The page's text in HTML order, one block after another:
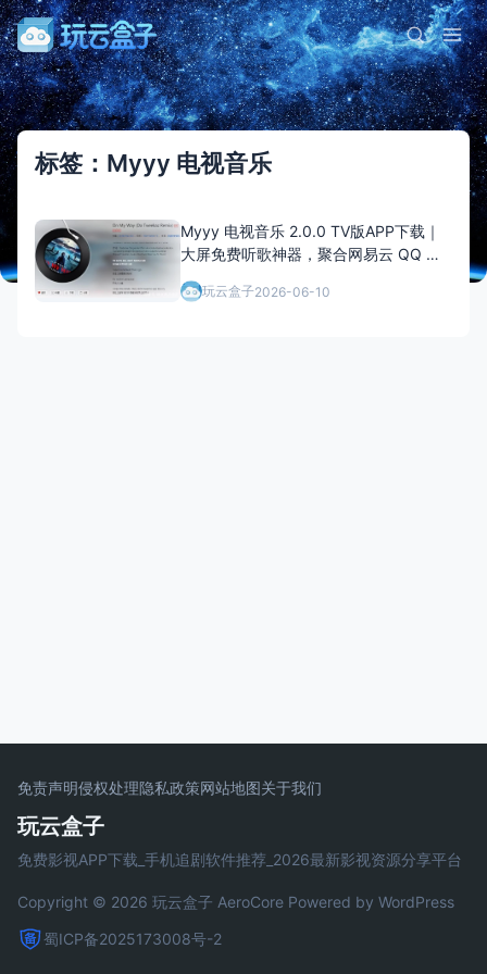
标签：Myyy 电视音乐
Myyy 电视音乐 2.0.0 TV版APP下载｜
大屏免费听歌神器，聚合网易云 QQ 音
乐酷我音源
玩云盒子2026-06-10
免责声明侵权处理隐私政策网站地图关于我们
玩云盒子
免费影视APP下载_手机追剧软件推荐_2026最新影视资源分享平台
Copyright © 2026 玩云盒子 AeroCore Powered by WordPress
蜀ICP备2025173008号-2